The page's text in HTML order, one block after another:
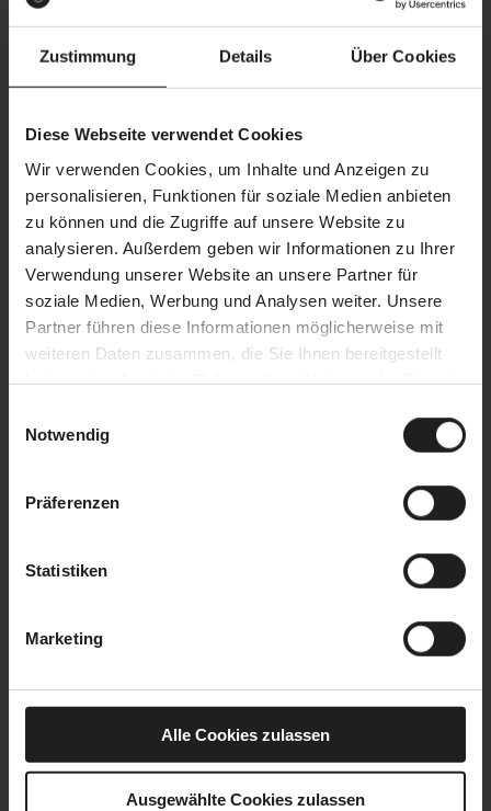
Zustimmung Details Über Cookies
Diese Webseite verwendet Cookies
Wir verwenden Cookies, um Inhalte und Anzeigen zu
personalisieren, Funktionen für soziale Medien anbieten
zu können und die Zugriffe auf unsere Website zu
analysieren. Außerdem geben wir Informationen zu Ihrer
Verwendung unserer Website an unsere Partner für
soziale Medien, Werbung und Analysen weiter. Unsere
Partner führen diese Informationen möglicherweise mit
weiteren Daten zusammen, die Sie Ihnen bereitgestellt
Notwendig
Präferenzen
Statistiken
Marketing
Alle Cookies zulassen
Ausgewählte Cookies zulassen
Uhr
EVENT
X-MAS BRUNCH
Ihre Liebsten, köstliches Essen, Livemusik und ein